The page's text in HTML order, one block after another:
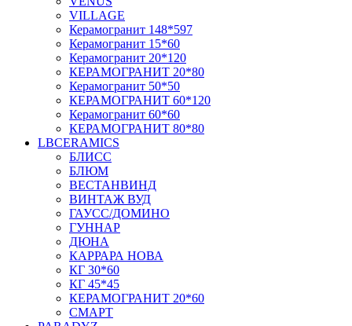
VILLAGE
Керамогранит 148*597
Керамогранит 15*60
Керамогранит 20*120
КЕРАМОГРАНИТ 20*80
Керамогранит 50*50
КЕРАМОГРАНИТ 60*120
Керамогранит 60*60
КЕРАМОГРАНИТ 80*80
LBCERAMICS
БЛИСС
БЛЮМ
ВЕСТАНВИНД
ВИНТАЖ ВУД
ГАУСС/ДОМИНО
ГУННАР
ДЮНА
КАРРАРА НОВА
КГ 30*60
КГ 45*45
КЕРАМОГРАНИТ 20*60
СМАРТ